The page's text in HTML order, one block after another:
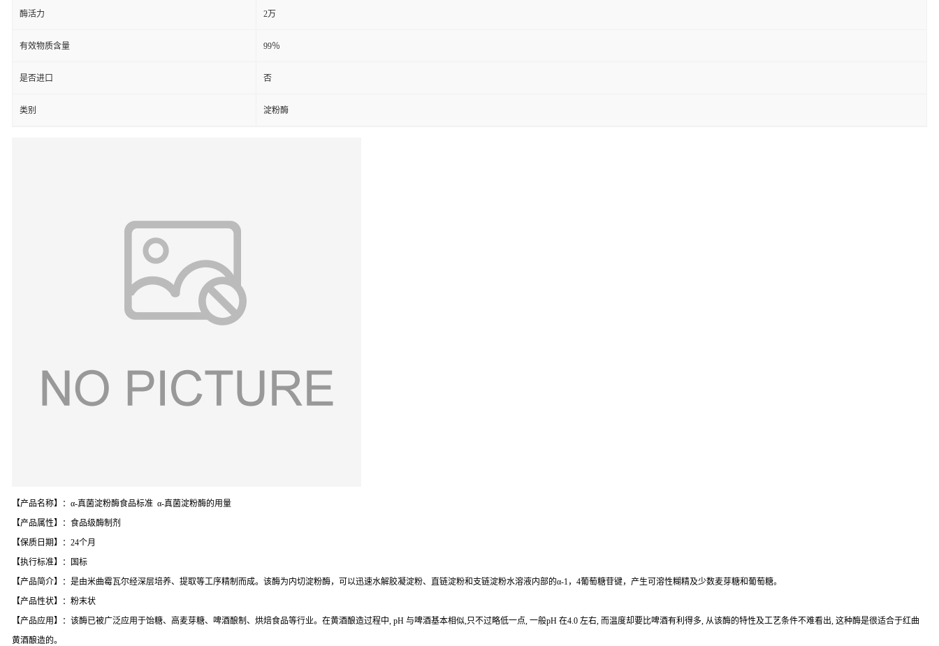
酶活力 2万
有效物质含量 99％
是否进口 否
类别 淀粉酶
【产品名称】：α-真菌淀粉酶食品标准 α-真菌淀粉酶的用量
【产品属性】：食品级酶制剂
【保质日期】：24个月
【执行标准】：国标
【产品简介】：是由米曲霉瓦尔经深层培养、提取等工序精制而成。该酶为内切淀粉酶，可以迅速水解胶凝淀粉、直链淀粉和支链淀粉水溶液内部的α-1，4葡萄糖苷键，产生可溶性糊精及少数麦芽糖和葡萄糖。
【产品性状】：粉末状
【产品应用】：该酶已被广泛应用于饴糖、高麦芽糖、啤酒酿制、烘焙食品等行业。在黄酒酿造过程中, pH 与啤酒基本相似,只不过略低一点, 一般pH 在4.0 左右, 而温度却要比啤酒有利得多, 从该酶的特性及工艺条件不难看出, 这种酶是很适合于红曲
黄酒酿造的。